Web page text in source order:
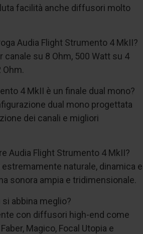
facilità anche diffusori molto
Audia Flight Strumento 4 MkII?
canale su 8 Ohm, 500 Watt su 4
4 MkII è un finale dual mono?
dual mono progettata
dei canali e migliori
Audia Flight Strumento 4 MkII?
naturale, dinamica e
sonora ampia e tridimensionale.
abbina meglio?
con diffusori high-end come
Magico, Focal Utopia e